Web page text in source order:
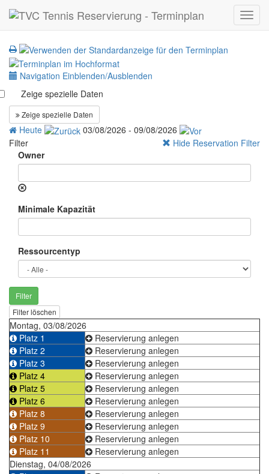
Navigation Einblenden/Ausblenden
Zeige spezielle Daten
Zeige spezielle Daten
Heute
03/08/2026 - 09/08/2026
Filter
Hide Reservation Filter
Owner
Minimale Kapazität
Ressourcentyp
Filter
Filter löschen
Montag, 03/08/2026
Platz 1
Reservierung anlegen
Platz 2
Reservierung anlegen
Platz 3
Reservierung anlegen
Platz 4
Reservierung anlegen
Platz 5
Reservierung anlegen
Platz 6
Reservierung anlegen
Platz 8
Reservierung anlegen
Platz 9
Reservierung anlegen
Platz 10
Reservierung anlegen
Platz 11
Reservierung anlegen
Dienstag, 04/08/2026